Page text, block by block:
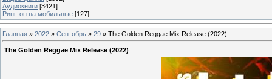
Аудиокниги [3421]
Рингтон на мобильные [127]
Главная » 2022 » Сентябрь » 29 » The Golden Reggae Mix Release (2022)
The Golden Reggae Mix Release (2022)